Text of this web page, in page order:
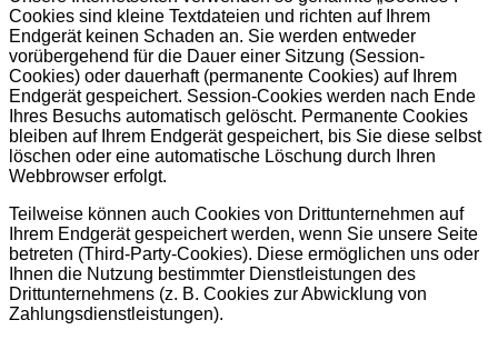
Cookies sind kleine Textdateien und richten auf Ihrem
Endgerät keinen Schaden an. Sie werden entweder
vorübergehend für die Dauer einer Sitzung (Session-
Cookies) oder dauerhaft (permanente Cookies) auf Ihrem
Endgerät gespeichert. Session-Cookies werden nach Ende
Ihres Besuchs automatisch gelöscht. Permanente Cookies
bleiben auf Ihrem Endgerät gespeichert, bis Sie diese selbst
löschen oder eine automatische Löschung durch Ihren
Webbrowser erfolgt.
Teilweise können auch Cookies von Drittunternehmen auf
Ihrem Endgerät gespeichert werden, wenn Sie unsere Seite
betreten (Third-Party-Cookies). Diese ermöglichen uns oder
Ihnen die Nutzung bestimmter Dienstleistungen des
Drittunternehmens (z. B. Cookies zur Abwicklung von
Zahlungsdienstleistungen).